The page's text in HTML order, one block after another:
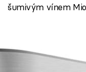
šumivým vínem